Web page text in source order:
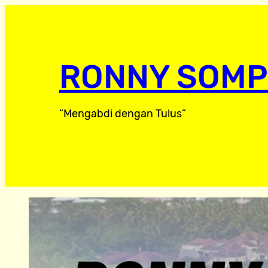
RONNY
“Mengabdi dengan Tulus”